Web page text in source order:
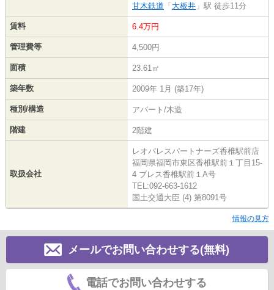
甘木鉄道 「 大板井 」駅 徒歩11分
賃料 6.4万円
管理費等 4,500円
面積 23.61㎡
築年数 2009年 1月 (築17年)
種別/構造 アパート/木造
階建 2階建
取扱会社
レオパレスパートナーズ香椎駅前店
福岡県福岡市東区香椎駅前１丁目15-
4 ブレス香椎駅前１A号
TEL:092-663-1612
国土交通大臣 (4) 第8091号
情報の見方
メールでお問い合わせする(無料)
電話でお問い合わせする